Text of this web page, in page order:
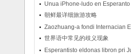
Unua iPhone-ludo en Esperanto
朝鲜最详细旅游攻略
Zaozhuang-a fondi Internacian
世界语中常见的歧义现象
Esperantisto eldonas libron pri